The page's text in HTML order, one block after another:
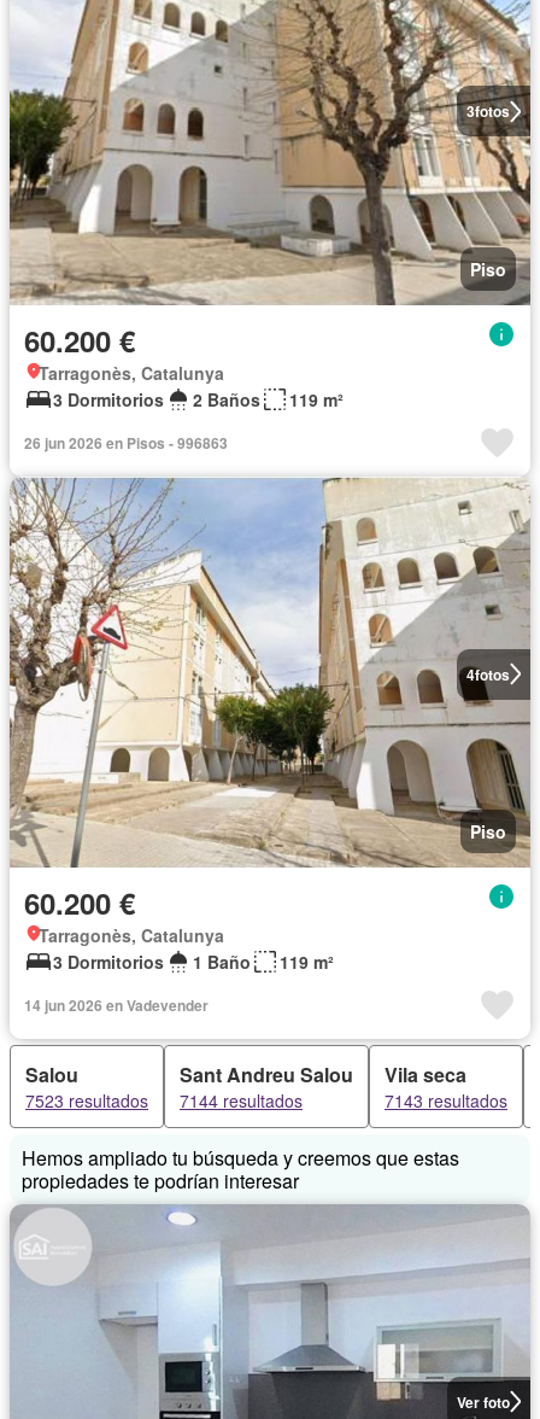
3fotos
Piso
60.200 €
Tarragonès, Catalunya
3 Dormitorios
2 Baños 119 m²
26 jun 2026 en Pisos - 996863
4fotos
Piso
60.200 €
Tarragonès, Catalunya
3 Dormitorios
1 Baño 119 m²
14 jun 2026 en Vadevender
Salou
7523 resultados
Sant Andreu Salou
7144 resultados
Vila seca
7143 resultados
Hemos ampliado tu búsqueda y creemos que estas
propiedades te podrían interesar
Ver foto